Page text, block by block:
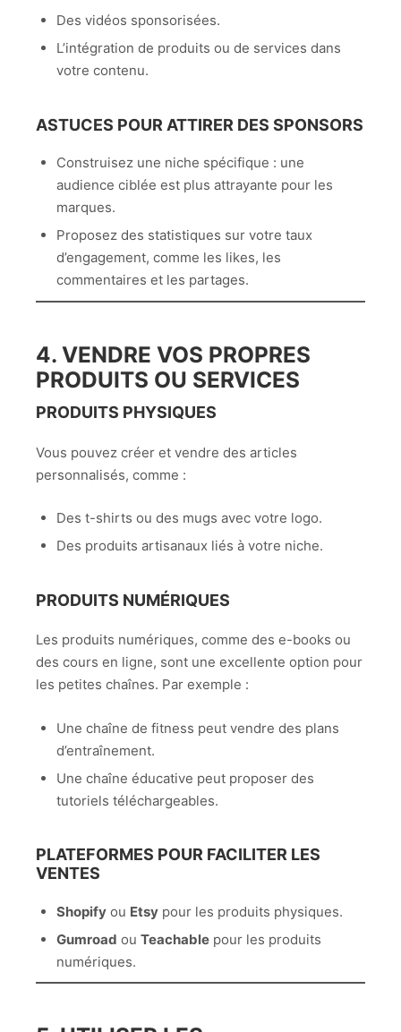
Des vidéos sponsorisées.
L’intégration de produits ou de services dans
votre contenu.
ASTUCES POUR ATTIRER DES SPONSORS
Construisez une niche spécifique : une
audience ciblée est plus attrayante pour les
marques.
Proposez des statistiques sur votre taux
d’engagement, comme les likes, les
commentaires et les partages.
4. VENDRE VOS PROPRES
PRODUITS OU SERVICES
PRODUITS PHYSIQUES
Vous pouvez créer et vendre des articles
personnalisés, comme :
Des t-shirts ou des mugs avec votre logo.
Des produits artisanaux liés à votre niche.
PRODUITS NUMÉRIQUES
Les produits numériques, comme des e-books ou
des cours en ligne, sont une excellente option pour
les petites chaînes. Par exemple :
Une chaîne de fitness peut vendre des plans
d’entraînement.
Une chaîne éducative peut proposer des
tutoriels téléchargeables.
PLATEFORMES POUR FACILITER LES
VENTES
Shopifyou Etsypour les produits physiques.
Gumroad ou Teachablepour les produits
numériques.